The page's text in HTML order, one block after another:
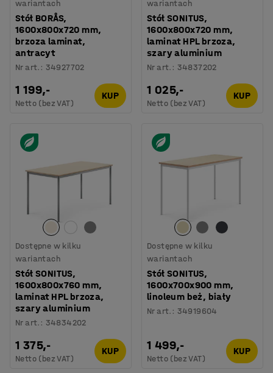
wariantach
Stół BORÅS,
1600x800x720 mm,
brzoza laminat,
antracyt
Nr art. : 34927702
1 199,-
Netto (bez VAT)
KUP
wariantach
Stół SONITUS,
1600x800x720 mm,
laminat HPL brzoza,
szary aluminium
Nr art. : 34837202
1 025,-
Netto (bez VAT)
KUP
Dostępne w kilku
wariantach
Stół SONITUS,
1600x800x760 mm,
laminat HPL brzoza,
szary aluminium
Nr art. : 34834202
1 375,-
Netto (bez VAT)
KUP
Dostępne w kilku
wariantach
Stół SONITUS,
1600x700x900 mm,
linoleum beż, biały
Nr art. : 34919604
1 499,-
Netto (bez VAT)
KUP